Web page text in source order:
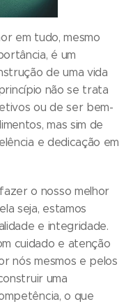
em tudo, mesmo
é um
de uma vida
não se trata
ou de ser bem-
mas sim de
e dedicação em
o nosso melhor
seja, estamos
e integridade.
cuidado e atenção
nós mesmos e pelos
uma
o que